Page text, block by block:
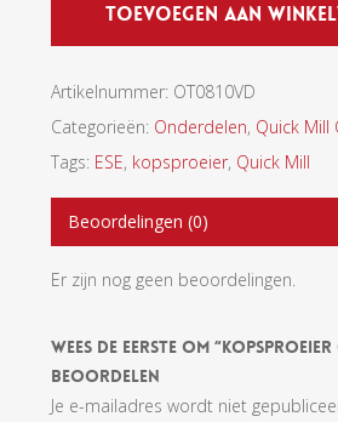
Toevoegen Aan
Artikelnummer: OT0810VD
Categorieën: Onderdelen, Quick Mill
Tags: ESE, kopsproeier, Quick Mill
Beoordelingen (0)
Er zijn nog geen beoordelingen.
Wees De Eerste Om “Kopsproeier
Beoordelen
Je e-mailadres wordt niet